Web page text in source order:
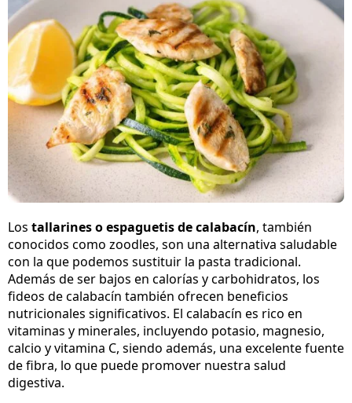
Los tallarines o espaguetis de calabacín, también
conocidos como zoodles, son una alternativa saludable
con la que podemos sustituir la pasta tradicional.
Además de ser bajos en calorías y carbohidratos, los
fideos de calabacín también ofrecen beneficios
nutricionales significativos. El calabacín es rico en
vitaminas y minerales, incluyendo potasio, magnesio,
calcio y vitamina C, siendo además, una excelente fuente
de fibra, lo que puede promover nuestra salud
digestiva.